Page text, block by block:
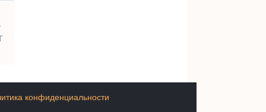
конфиденциальности